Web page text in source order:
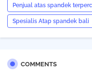
Penjual atas spandek
Spesialis Atap spandek bali
COMMENTS